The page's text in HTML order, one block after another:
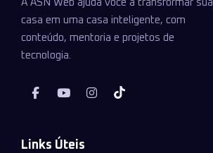
A ASN Web ajuda você a transformar sua
casa em uma casa inteligente, com
conteúdo, mentoria e projetos de
tecnologia.
Links Úteis